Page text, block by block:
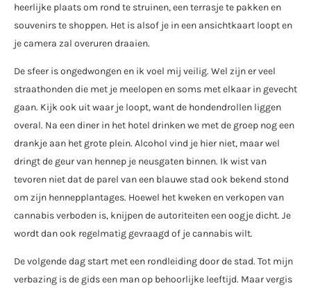
heerlijke plaats om rond te struinen, een terrasje te pakken en
souvenirs te shoppen. Het is alsof je in een ansichtkaart loopt en
je camera zal overuren draaien.
De sfeer is ongedwongen en ik voel mij veilig. Wel zijn er veel
straathonden die met je meelopen en soms met elkaar in gevecht
gaan. Kijk ook uit waar je loopt, want de hondendrollen liggen
overal. Na een diner in het hotel drinken we met de groep nog een
drankje aan het grote plein. Alcohol vind je hier niet, maar wel
dringt de geur van hennep je neusgaten binnen. Ik wist van
tevoren niet dat de parel van een blauwe stad ook bekend stond
om zijn hennepplantages. Hoewel het kweken en verkopen van
cannabis verboden is, knijpen de autoriteiten een oogje dicht. Je
wordt dan ook regelmatig gevraagd of je cannabis wilt.
De volgende dag start met een rondleiding door de stad. Tot mijn
verbazing is de gids een man op behoorlijke leeftijd. Maar vergis